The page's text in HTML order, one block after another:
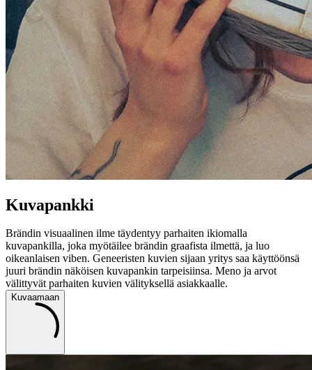
Kuvapankki
Brändin visuaalinen ilme täydentyy parhaiten ikiomalla
kuvapankilla, joka myötäilee brändin graafista ilmettä, ja luo
oikeanlaisen viben. Geneeristen kuvien sijaan yritys saa käyttöönsä
juuri brändin näköisen kuvapankin tarpeisiinsa. Meno ja arvot
välittyvät parhaiten kuvien välityksellä asiakkaalle.
Kuvaamaan